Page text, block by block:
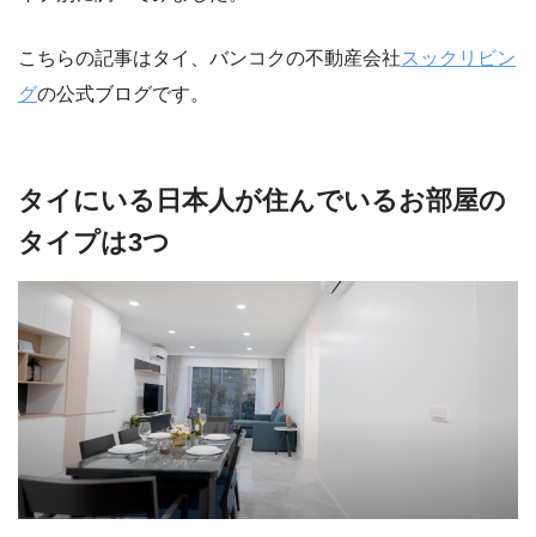
こちらの記事はタイ、バンコクの不動産会社スックリビン
グの公式ブログです。
タイにいる日本人が住んでいるお部屋の
タイプは3つ